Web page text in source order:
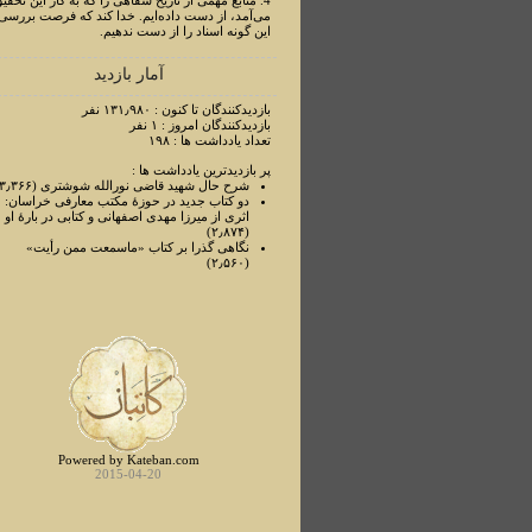
می‌آمد، از دست داده‌ایم. خدا کند که فرصت
این گونه اسناد را از دست ندهیم.
آمار بازدید
بازدیدکنندگان تا کنون : ۱۳۱٫۹۸۰ نفر
بازدیدکنندگان امروز : ۱ نفر
تعداد یادداشت ها : ۱۹۸
پر بازدیدترین یادداشت ها :
شرح حال شهید قاضی نورالله شوشتری (۳٫۳۶۶)
دو کتاب جدید در حوزۀ مکتب معارفی خراسان:
اثری از میرزا مهدی اصفهانی و کتابی در بارۀ او
(۲٫۸۷۴)
نگاهی گذرا بر کتاب «ماسمعت ممن رأیت»
(۲٫۵۶۰)
Powered by Kateban.com
2015-04-20